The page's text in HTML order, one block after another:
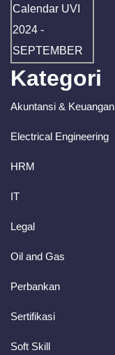
Kategori
Akuntansi & Keuangan
Electrical Engineering
HRM
IT
Legal
Oil and Gas
Perbankan
Sertifikasi
Soft Skill